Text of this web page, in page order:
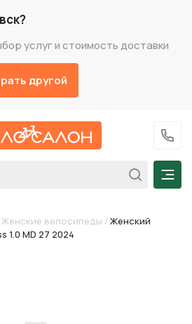
услуг и стоимость доставки
другой
На главную
+7
Женские велосипеды / Женский
1.0 MD 27 2024